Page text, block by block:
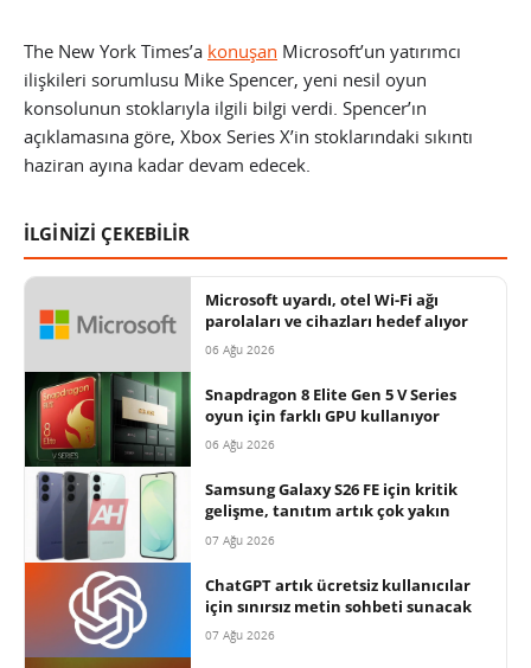
The New York Times’a konuşan Microsoft’un yatırımcı
ilişkileri sorumlusu Mike Spencer, yeni nesil oyun
konsolunun stoklarıyla ilgili bilgi verdi. Spencer’ın
açıklamasına göre, Xbox Series X’in stoklarındaki sıkıntı
haziran ayına kadar devam edecek.
İLGİNİZİ ÇEKEBİLİR
Microsoft uyardı, otel Wi-Fi ağı
parolaları ve cihazları hedef alıyor
06 Ağu 2026
Snapdragon 8 Elite Gen 5 V Series
oyun için farklı GPU kullanıyor
06 Ağu 2026
Samsung Galaxy S26 FE için kritik
gelişme, tanıtım artık çok yakın
07 Ağu 2026
ChatGPT artık ücretsiz kullanıcılar
için sınırsız metin sohbeti sunacak
07 Ağu 2026